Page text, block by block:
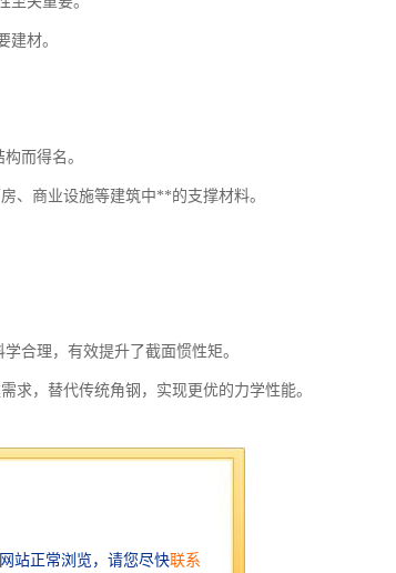
建材。
而得名。
、商业设施等建筑中**的支撑材料。
合理，有效提升了截面惯性矩。
求，替代传统角钢，实现更优的力学性能。
性能。